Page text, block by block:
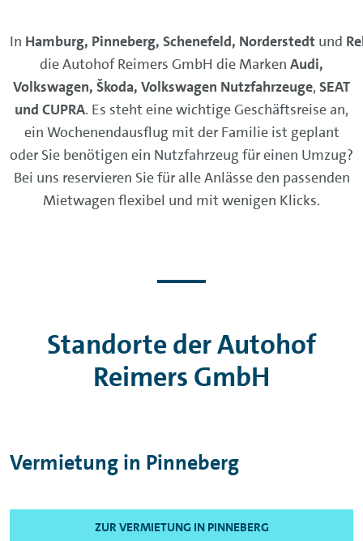
In Hamburg, Pinneberg, Schenefeld, Norderstedt und
die Autohof Reimers GmbH die Marken Audi,
Volkswagen, Škoda, Volkswagen Nutzfahrzeuge, SEAT
und CUPRA. Es steht eine wichtige Geschäftsreise an,
ein Wochenendausflug mit der Familie ist geplant
oder Sie benötigen ein Nutzfahrzeug für einen Umzug?
Bei uns reservieren Sie für alle Anlässe den passenden
Mietwagen flexibel und mit wenigen Klicks.
Standorte der Autohof
Reimers GmbH
Vermietung in Pinneberg
ZUR VERMIETUNG IN PINNEBERG